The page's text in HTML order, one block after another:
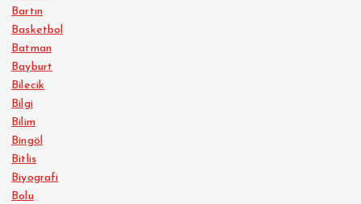
Bartın
Basketbol
Batman
Bayburt
Bilecik
Bilgi
Bilim
Bingöl
Bitlis
Biyografi
Bolu